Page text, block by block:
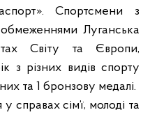
Спортсмени з
Луганська
Світу та Європи,
з різних видів спорту
та 1 бронзову медалі.
справах сім’ї, молоді та